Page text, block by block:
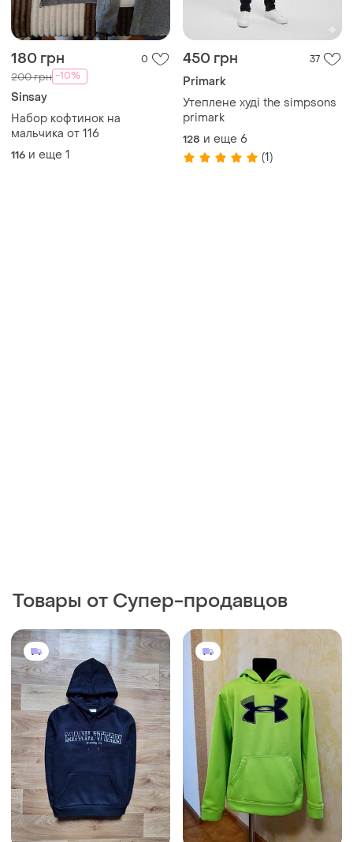
180 грн 0
200 грн -10%
Sinsay
Набор кофтинок на
мальчика от 116
116 и еще 1
450 грн 37
Primark
Утеплене худі the simpsons
primark
128 и еще 6
(1)
Товары от Супер-продавцов